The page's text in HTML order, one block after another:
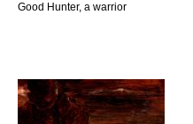
Good Hunter, a warrior